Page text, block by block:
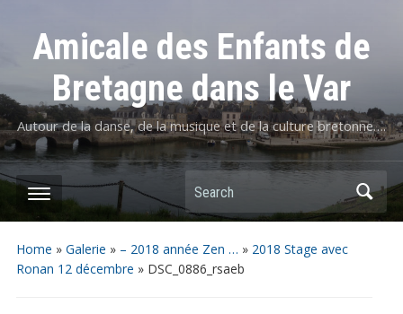
Amicale des Enfants de
Bretagne dans le Var
Autour de la danse, de la musique et de la culture bretonne….
Home » Galerie » – 2018 année Zen … » 2018 Stage avec
Ronan 12 décembre » DSC_0886_rsaeb